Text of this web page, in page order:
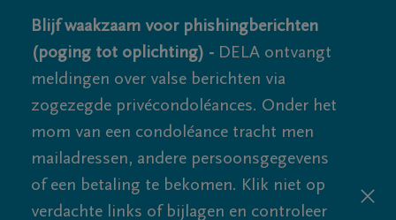
Blijf waakzaam voor phishingberichten
(poging tot oplichting) - DELA ontvangt
meldingen over valse berichten via
zogezegde privécondoléances. Onder het
mom van een condoléance tracht men
mailadressen, andere persoonsgegevens
of een betaling te bekomen. Klik niet op
verdachte links of bijlagen en controleer